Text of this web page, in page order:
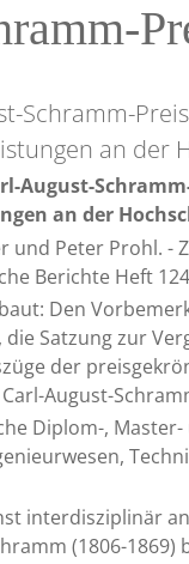
Schramm-
an der
August-
an der
Peter Prohl. -
Berichte Heft
Den
Satzung zur
der
August-
Diplom-,
interdisziplinär
(1806-1869)